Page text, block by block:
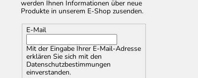
werden Ihnen Informationen über neue
Produkte in unserem E-Shop zusenden.
E-Mail
Mit der Eingabe Ihrer E-Mail-Adresse
erklären Sie sich mitden
Datenschutzbestimmungen
einverstanden.